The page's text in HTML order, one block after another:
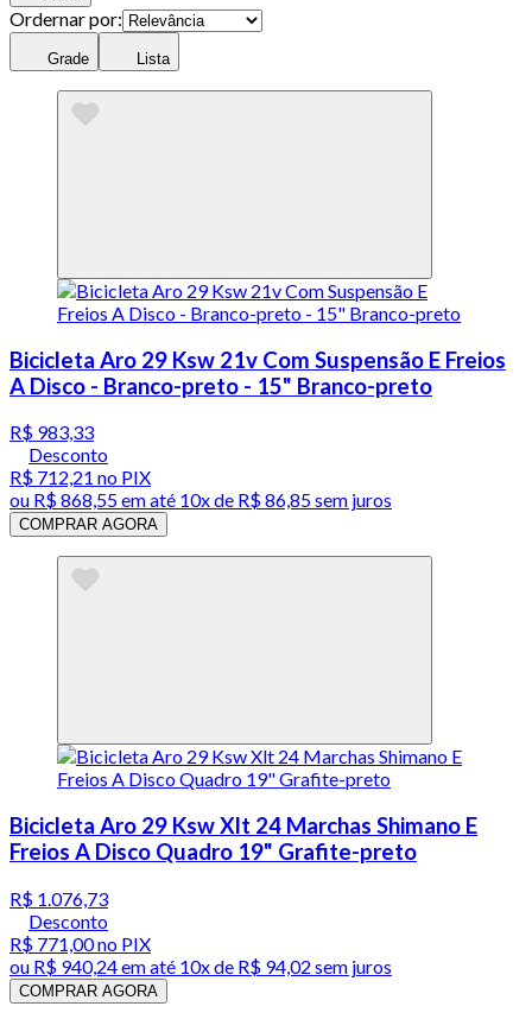
Ordernar por:
Grade Lista
Bicicleta Aro 29 Ksw 21v Com Suspensão E Freios
A Disco - Branco-preto - 15" Branco-preto
R$ 983,33
Desconto
R$ 712,21 no PIX
ou R$ 868,55em até 10x de R$ 86,85 sem juros
COMPRAR AGORA
Bicicleta Aro 29 Ksw Xlt 24 Marchas Shimano E
Freios A Disco Quadro 19" Grafite-preto
R$ 1.076,73
Desconto
R$ 771,00no PIX
ou R$ 940,24em até 10x de R$ 94,02 sem juros
COMPRAR AGORA